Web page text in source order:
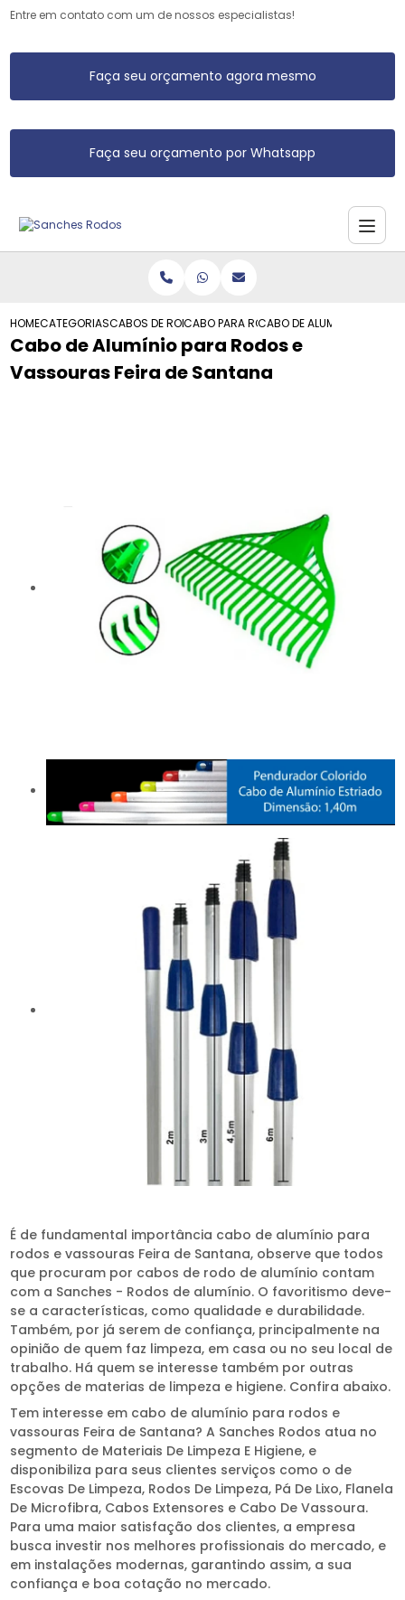
Entre em contato com um de nossos especialistas!
Faça seu orçamento agora mesmo
Faça seu orçamento por Whatsapp
HOMECATEGORIASCABOS DE RODO DE ALUMINIO
CABO PARA RODO ALUMINIO
CABO DE ALUMINIO PARA
Cabo de Alumínio para Rodos e
Vassouras Feira de Santana
É de fundamental importância cabo de alumínio para
rodos e vassouras Feira de Santana, observe que todos
que procuram por cabos de rodo de alumínio contam
com a Sanches - Rodos de alumínio. O favoritismo deve-
se a características, como qualidade e durabilidade.
Também, por já serem de confiança, principalmente na
opinião de quem faz limpeza, em casa ou no seu local de
trabalho. Há quem se interesse também por outras
opções de materias de limpeza e higiene. Confira abaixo.
Tem interesse em cabo de alumínio para rodos e
vassouras Feira de Santana? A Sanches Rodos atua no
segmento de Materiais De Limpeza E Higiene, e
disponibiliza para seus clientes serviços como o de
Escovas De Limpeza, Rodos De Limpeza, Pá De Lixo, Flanela
De Microfibra, Cabos Extensores e Cabo De Vassoura.
Para uma maior satisfação dos clientes, a empresa
busca investir nos melhores profissionais do mercado, e
em instalações modernas, garantindo assim, a sua
confiança e boa cotação no mercado.